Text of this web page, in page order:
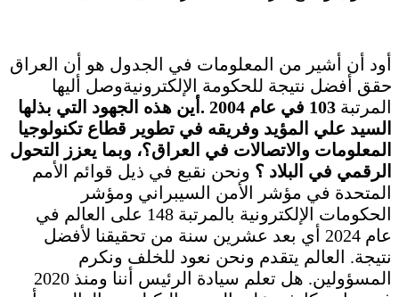
أود أن أشير من المعلومات في الجدول هو أن العراق
حقق أفضل نتيجة للحكومة الإلكترونيةوصل أليها
المرتبة 103 في عام 2004
.أين هذه الجهود التي بذلها
السيد علي المؤيد وفريقه في تطوير قطاع تكنولوجيا
المعلومات والاتصالات في العراق؟، وبما يعزز التحول
الرقمي في البلاد ؟ ونحن نقبع في ذيل قوائم الأمم
المتحدة في مؤشر الأمن السيبراني ومؤشر
الحكومات الإلكترونية بالمرتبة 148 على العالم في
عام 2024 أي بعد عشرين سنة من تحقيقنا لأفضل
نتيجة. العالم يتقدم ونحن نعود للخلف ونكرم
المسؤولين. هل تعلم سيادة الرئيس أننا ومنذ 2020